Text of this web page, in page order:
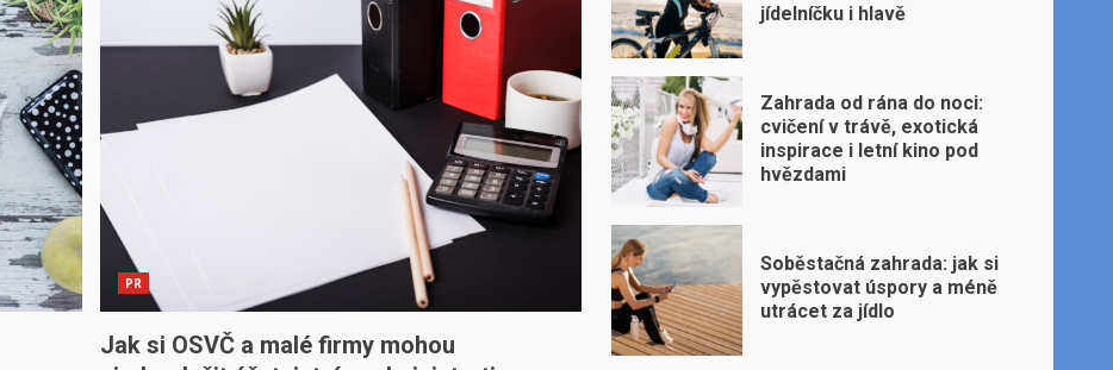
PR
Jak si OSVČ a malé firmy mohou
jídelníčku i hlavě
Zahrada od rána do noci:
cvičení v trávě, exotická
inspirace i letní kino pod
hvězdami
Soběstačná zahrada: jak si
vypěstovat úspory a méně
utrácet za jídlo